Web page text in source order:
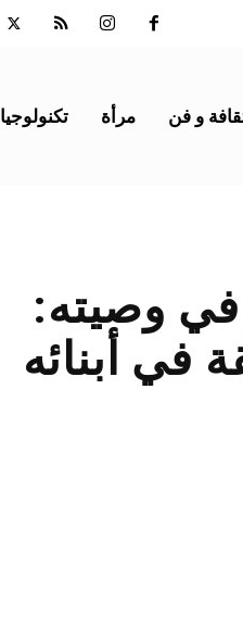
و فن مرأة تكنولوجيا
في وصيته:
في أبنائه